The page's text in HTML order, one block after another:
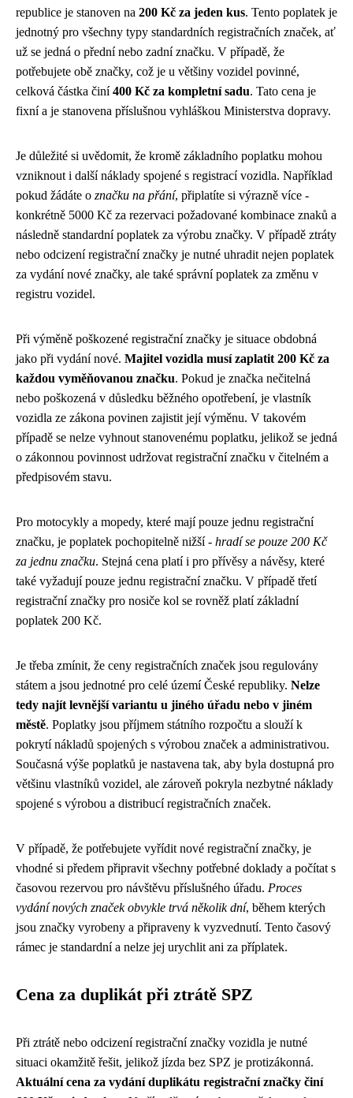
republice je stanoven na 200 Kč za jeden kus. Tento poplatek je
jednotný pro všechny typy standardních registračních značek, ať
už se jedná o přední nebo zadní značku. V případě, že
potřebujete obě značky, což je u většiny vozidel povinné,
celková částka činí400 Kč za kompletní sadu. Tato cena je
fixní a je stanovena příslušnou vyhláškou Ministerstva dopravy.
Je důležité si uvědomit, že kromě základního poplatku mohou
vzniknout i další náklady spojené s registrací vozidla. Například
pokud žádáte o značku na přání, připlatíte si výrazně více -
konkrétně 5000 Kč za rezervaci požadované kombinace znaků a
následně standardní poplatek za výrobu značky. V případě ztráty
nebo odcizení registrační značky je nutné uhradit nejen poplatek
za vydání nové značky, ale také správní poplatek za změnu v
registru vozidel.
Při výměně poškozené registrační značky je situace obdobná
jako při vydání nové. Majitel vozidla musí zaplatit 200 Kč za
každou vyměňovanou značku. Pokud je značka nečitelná
nebo poškozená v důsledku běžného opotřebení, je vlastník
vozidla ze zákona povinen zajistit její výměnu. V takovém
případě se nelze vyhnout stanovenému poplatku, jelikož se jedná
o zákonnou povinnost udržovat registrační značku v čitelném a
předpisovém stavu.
Pro motocykly a mopedy, které mají pouze jednu registrační
značku, je poplatek pochopitelně nižší - hradí se pouze 200 Kč
za jednu značku. Stejná cena platí i pro přívěsy a návěsy, které
také vyžadují pouze jednu registrační značku. V případě třetí
registrační značky pro nosiče kol se rovněž platí základní
poplatek 200 Kč.
Je třeba zmínit, že ceny registračních značek jsou regulovány
státem a jsou jednotné pro celé území České republiky. Nelze
tedy najít levnější variantu u jiného úřadu nebo v jiném
městě. Poplatky jsou příjmem státního rozpočtu a slouží k
pokrytí nákladů spojených s výrobou značek a administrativou.
Současná výše poplatků je nastavena tak, aby byla dostupná pro
většinu vlastníků vozidel, ale zároveň pokryla nezbytné náklady
spojené s výrobou a distribucí registračních značek.
V případě, že potřebujete vyřídit nové registrační značky, je
vhodné si předem připravit všechny potřebné doklady a počítat s
časovou rezervou pro návštěvu příslušného úřadu. Proces
vydání nových značek obvykle trvá několik dní, během kterých
jsou značky vyrobeny a připraveny k vyzvednutí. Tento časový
rámec je standardní a nelze jej urychlit ani za příplatek.
Cena za duplikát při ztrátě SPZ
Při ztrátě nebo odcizení registrační značky vozidla je nutné
situaci okamžitě řešit, jelikož jízda bez SPZ je protizákonná.
Aktuální cena za vydání duplikátu registrační značky činí